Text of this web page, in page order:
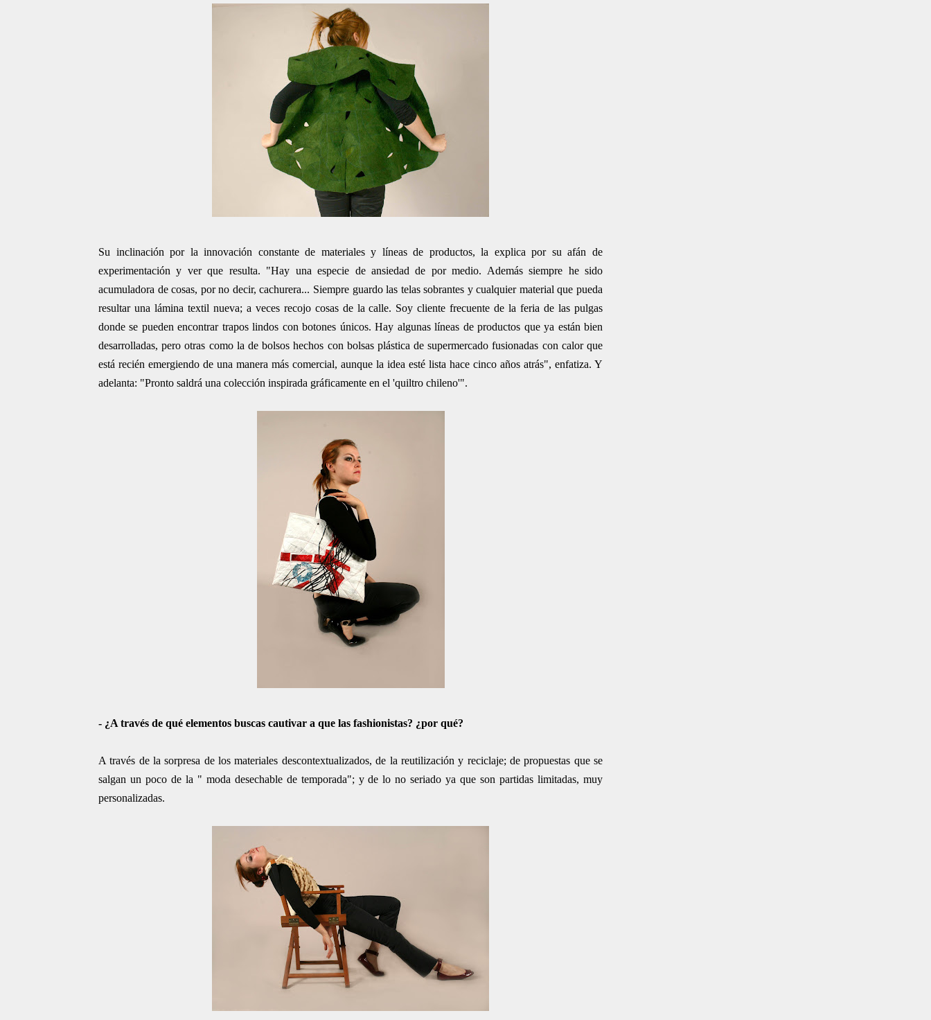
Su inclinación por la innovación constante de materiales y líneas de productos, la explica por su afán de
experimentación y ver que resulta. "Hay una especie de ansiedad de por medio. Además siempre he sido
acumuladora de cosas, por no decir, cachurera... Siempre guardo las telas sobrantes y cualquier material que pueda
resultar una lámina textil nueva; a veces recojo cosas de la calle. Soy cliente frecuente de la feria de las pulgas
donde se pueden encontrar trapos lindos con botones únicos. Hay algunas líneas de productos que ya están bien
desarrolladas, pero otras como la de bolsos hechos con bolsas plástica de supermercado fusionadas con calor que
está recién emergiendo de una manera más comercial, aunque la idea esté lista hace cinco años atrás", enfatiza. Y
adelanta: "Pronto saldrá una colección inspirada gráficamente en el 'quiltro chileno'".
- ¿A través de qué elementos buscas cautivar a que las fashionistas? ¿por qué?
A través de la sorpresa de los materiales descontextualizados, de la reutilización y reciclaje; de propuestas que se
salgan un poco de la " moda desechable de temporada"; y de lo no seriado ya que son partidas limitadas, muy
personalizadas.